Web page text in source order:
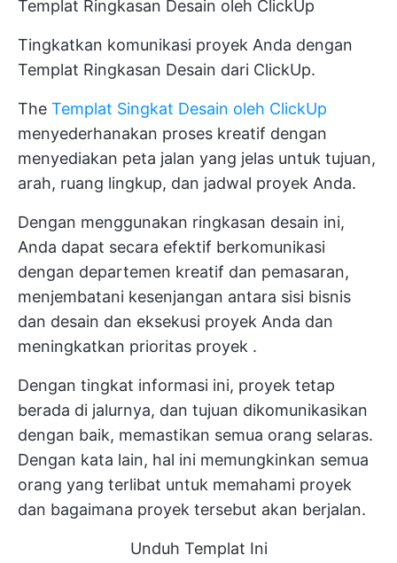
Templat Ringkasan Desain oleh ClickUp
Tingkatkan komunikasi proyek Anda dengan
Templat Ringkasan Desain dari ClickUp.
The Templat Singkat Desain oleh ClickUp
menyederhanakan proses kreatif dengan
menyediakan peta jalan yang jelas untuk tujuan,
arah, ruang lingkup, dan jadwal proyek Anda.
Dengan menggunakan ringkasan desain ini,
Anda dapat secara efektif berkomunikasi
dengan departemen kreatif dan pemasaran,
menjembatani kesenjangan antara sisi bisnis
dan desain dan eksekusi proyek Anda dan
meningkatkan prioritas proyek .
Dengan tingkat informasi ini, proyek tetap
berada di jalurnya, dan tujuan dikomunikasikan
dengan baik, memastikan semua orang selaras.
Dengan kata lain, hal ini memungkinkan semua
orang yang terlibat untuk memahami proyek
dan bagaimana proyek tersebut akan berjalan.
Unduh Templat Ini